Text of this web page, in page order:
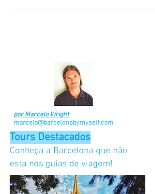
histórico de grandes nomes internacionais
por Marcelo Wright
marcelo@barcelonabymyself.com
Tours Destacados
Conheça a Barcelona que não
esta nos guias de viagem!